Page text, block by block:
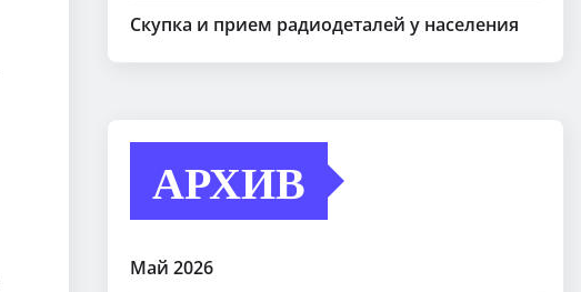
Скупка и прием радиодеталей у населения
АРХИВ
Май 2026